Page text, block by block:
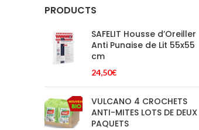
PRODUCTS
SAFELIT Housse d’Oreiller
Anti Punaise de Lit 55x55
cm
24,50€
VULCANO 4 CROCHETS
ANTI-MITES LOTS DE DEUX
PAQUETS